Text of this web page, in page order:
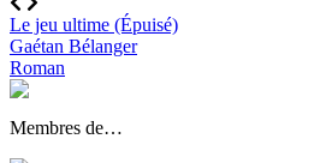
Le jeu ultime (Épuisé)
Gaétan Bélanger
Roman
Membres de…